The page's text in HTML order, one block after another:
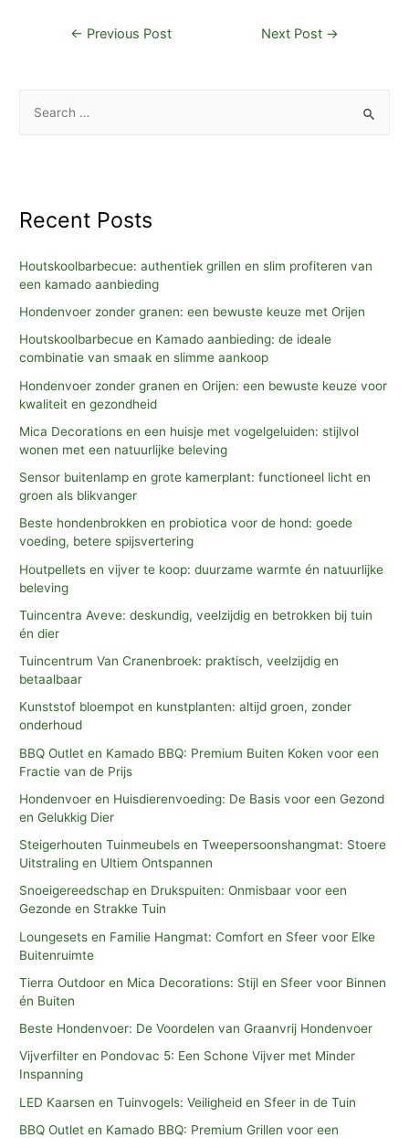
h
o
Recent Posts
Houtskoolbarbecue: authentiek grillen en slim profiteren van
een kamado aanbieding
Hondenvoer zonder granen: een bewuste keuze met Orijen
Houtskoolbarbecue en Kamado aanbieding: de ideale
combinatie van smaak en slimme aankoop
Hondenvoer zonder granen en Orijen: een bewuste keuze voor
kwaliteit en gezondheid
Mica Decorations en een huisje met vogelgeluiden: stijlvol
wonen met een natuurlijke beleving
Sensor buitenlamp en grote kamerplant: functioneel licht en
groen als blikvanger
Beste hondenbrokken en probiotica voor de hond: goede
voeding, betere spijsvertering
Houtpellets en vijver te koop: duurzame warmte én natuurlijke
beleving
Tuincentra Aveve: deskundig, veelzijdig en betrokken bij tuin
én dier
Tuincentrum Van Cranenbroek: praktisch, veelzijdig en
betaalbaar
Kunststof bloempot en kunstplanten: altijd groen, zonder
onderhoud
BBQ Outlet en Kamado BBQ: Premium Buiten Koken voor een
Fractie van de Prijs
Hondenvoer en Huisdierenvoeding: De Basis voor een Gezond
en Gelukkig Dier
Steigerhouten Tuinmeubels en Tweepersoonshangmat: Stoere
Uitstraling en Ultiem Ontspannen
Snoeigereedschap en Drukspuiten: Onmisbaar voor een
Gezonde en Strakke Tuin
Loungesets en Familie Hangmat: Comfort en Sfeer voor Elke
Buitenruimte
Tierra Outdoor en Mica Decorations: Stijl en Sfeer voor Binnen
én Buiten
Beste Hondenvoer: De Voordelen van Graanvrij Hondenvoer
Vijverfilter en Pondovac 5: Een Schone Vijver met Minder
Inspanning
LED Kaarsen en Tuinvogels: Veiligheid en Sfeer in de Tuin
BBQ Outlet en Kamado BBQ: Premium Grillen voor een
Post← Previous Post Next Post →